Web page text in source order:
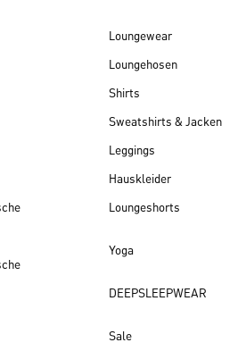
Loungewear
Loungehosen
Shirts
Sweatshirts & Jacken
Leggings
Hauskleider
Loungeshorts
Yoga
DEEPSLEEPWEAR
Sale